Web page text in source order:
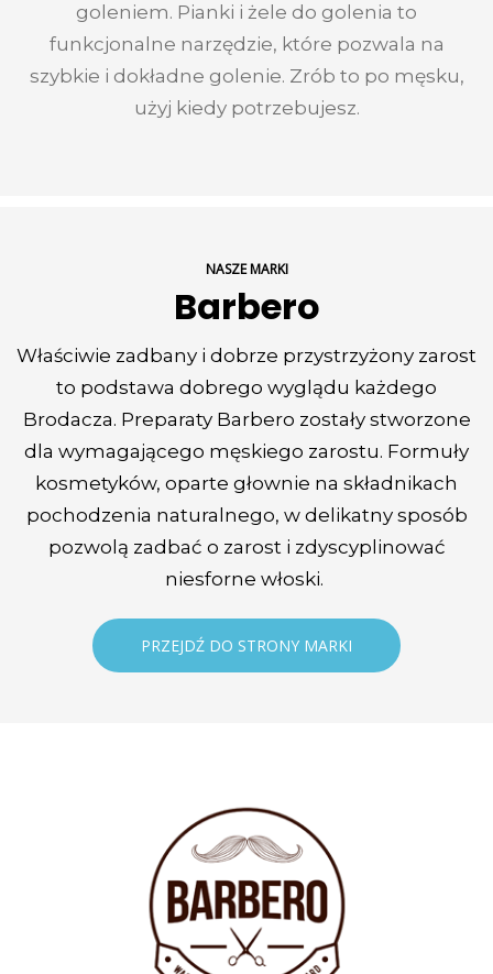
goleniem. Pianki i żele do golenia to
funkcjonalne narzędzie, które pozwala na
szybkie i dokładne golenie. Zrób to po męsku,
użyj kiedy potrzebujesz.
NASZE MARKI
Barbero
Właściwie zadbany i dobrze przystrzyżony zarost
to podstawa dobrego wyglądu każdego
Brodacza. Preparaty Barbero zostały stworzone
dla wymagającego męskiego zarostu. Formuły
kosmetyków, oparte głownie na składnikach
pochodzenia naturalnego, w delikatny sposób
pozwolą zadbać o zarost i zdyscyplinować
niesforne włoski.
PRZEJDŹ DO STRONY MARKI